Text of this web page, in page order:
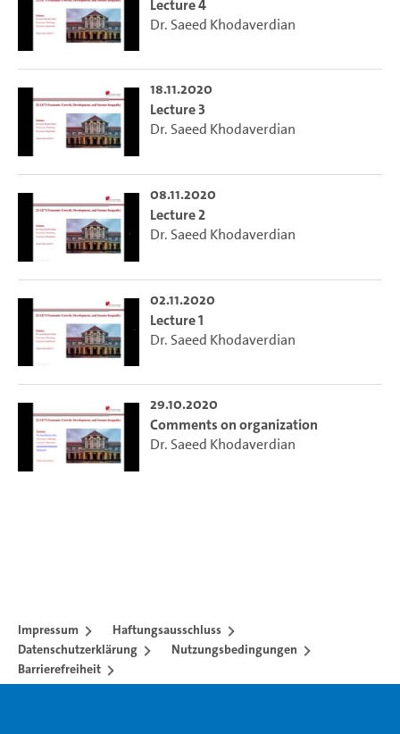
Lecture 4
Dr. Saeed Khodaverdian
18.11.2020
Lecture 3
Dr. Saeed Khodaverdian
08.11.2020
Lecture 2
Dr. Saeed Khodaverdian
02.11.2020
Lecture 1
Dr. Saeed Khodaverdian
29.10.2020
Comments on organization
Dr. Saeed Khodaverdian
Impressum
Haftungsausschluss
Datenschutzerklärung
Nutzungsbedingungen
Barrierefreiheit